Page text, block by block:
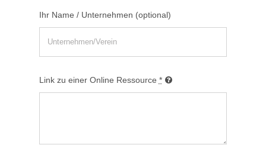
Ihr Name / Unternehmen (optional)
Link zu einer Online Ressource *